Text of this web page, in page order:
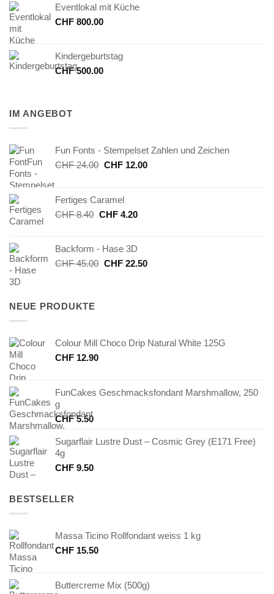
Eventlokal mit Küche
CHF 800.00
Kindergeburtstag
CHF500.00
IM ANGEBOT
Fun Fonts - Stempelset Zahlen und Zeichen
CHF24.00 Ursprünglicher
CHF 24.00
CHF12.00Aktueller
Fertiges Caramel
CHF8.40 Ursprünglicher
CHF 8.40
CHF4.20Aktueller
CHF 4.20.
Backform - Hase 3D
CHF45.00 Ursprünglicher
CHF22.50Aktueller
NEUE PRODUKTE
Colour Mill Choco Drip Natural White 125G
CHF 12.90
FunCakes Geschmacksfondant Marshmallow, 250
g
CHF5.50
Sugarflair Lustre Dust – Cosmic Grey (E171 Free)
4g
CHF 9.50
BESTSELLER
Massa Ticino Rollfondant weiss 1 kg
CHF 15.50
Buttercreme Mix (500g)